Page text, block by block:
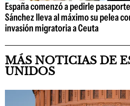
España comenzó a pedirle
Sánchez lleva al máximo su pelea
invasión migratoria a Ceuta
MÁS NOTICIAS DE
UNIDOS